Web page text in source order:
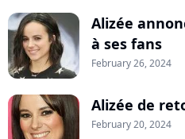
Alizée
à ses fans
February 26, 2024
Alizée de
February 20, 2024